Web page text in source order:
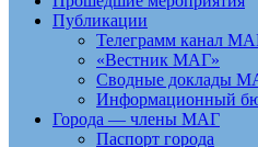
Публикации
Телеграмм канал
«Вестник МАГ»
Сводные доклады
Информационный
Города — члены МАГ
Паспорт города